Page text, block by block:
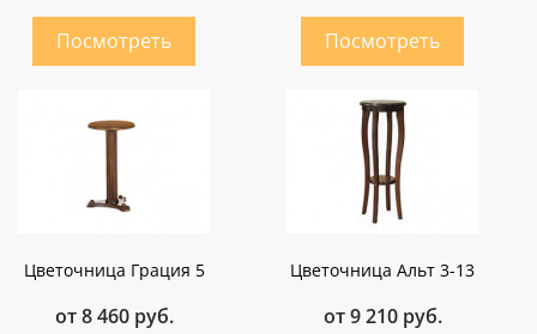
Цветочница Грация 5
от 8 460 руб.
Цветочница Альт 3-13
от 9 210 руб.